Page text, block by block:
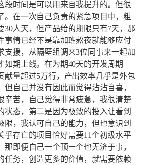
段时间是可以用来自我提升的。但很
。在一次自己负责的紧急项目中，粗
30人天，但产品给的期限只有7天，那
事情已经不是靠加班熬夜就能够应付
支援，从隔壁组调来3位同事来一起加
如期上线。在为期40天的开发周期
献量超过5万行，产出效率几乎是外包
但自己并没有因此而觉得沾沾自喜，
辛苦，自己觉得非常疲惫，我很清楚
状态，第二是因为极致的投入让看到
限，我认可自己的能力，但也意识到
乎存亡的项目恰好需要11个初级水平
那即便自己一个顶十个也无济于事，
任务，创造更多的价值，就需要依赖